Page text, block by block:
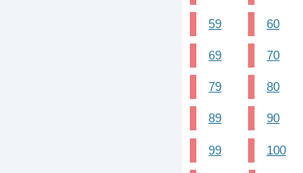
59 60
69 70
79 80
89 90
99 100